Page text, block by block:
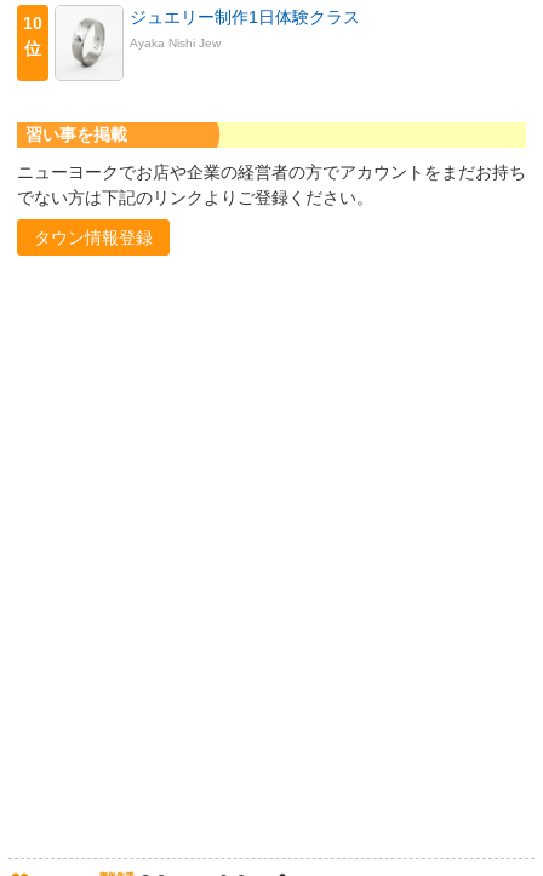
10
位
ジュエリー制作1日体験クラス
Ayaka Nishi Jew
習い事を掲載
ニューヨークでお店や企業の経営者の方でアカウントをまだお持ち
でない方は下記のリンクよりご登録ください。
タウン情報登録